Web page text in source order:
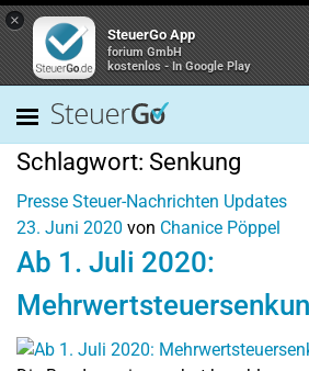
×
SteuerGo App
forium GmbH
kostenlos - In Google Play
Schlagwort: Senkung
Presse Steuer-Nachrichten Updates
23. Juni 2020 von Chanice Pöppel
Ab 1. Juli 2020: